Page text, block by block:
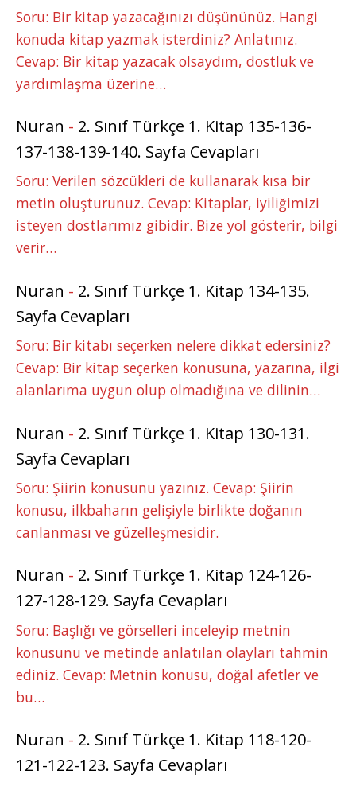
Soru: Bir kitap yazacağınızı düşününüz. Hangi
konuda kitap yazmak isterdiniz? Anlatınız.
Cevap: Bir kitap yazacak olsaydım, dostluk ve
yardımlaşma üzerine…
Nuran - 2. Sınıf Türkçe 1. Kitap 135-136-
137-138-139-140. Sayfa Cevapları
Soru: Verilen sözcükleri de kullanarak kısa bir
metin oluşturunuz. Cevap: Kitaplar, iyiliğimizi
isteyen dostlarımız gibidir. Bize yol gösterir, bilgi
verir…
Nuran - 2. Sınıf Türkçe 1. Kitap 134-135.
Sayfa Cevapları
Soru: Bir kitabı seçerken nelere dikkat edersiniz?
Cevap: Bir kitap seçerken konusuna, yazarına, ilgi
alanlarıma uygun olup olmadığına ve dilinin…
Nuran - 2. Sınıf Türkçe 1. Kitap 130-131.
Sayfa Cevapları
Soru: Şiirin konusunu yazınız. Cevap: Şiirin
konusu, ilkbaharın gelişiyle birlikte doğanın
canlanması ve güzelleşmesidir.
Nuran - 2. Sınıf Türkçe 1. Kitap 124-126-
127-128-129. Sayfa Cevapları
Soru: Başlığı ve görselleri inceleyip metnin
konusunu ve metinde anlatılan olayları tahmin
ediniz. Cevap: Metnin konusu, doğal afetler ve
bu…
Nuran - 2. Sınıf Türkçe 1. Kitap 118-120-
121-122-123. Sayfa Cevapları